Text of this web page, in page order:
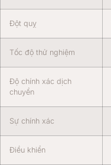
Đột quỵ
Tốc độ thử nghiệm
Độ chính xác dịch
chuyển
Sự chính xác
Điều khiển